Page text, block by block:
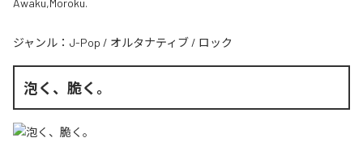
Awaku,Moroku.
ジャンル： J-Pop / オルタナティブ / ロック
泡く、脆く。